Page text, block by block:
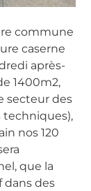
commune
caserne
après-
1400m2,
secteur des
techniques),
nos 120
que la
dans des